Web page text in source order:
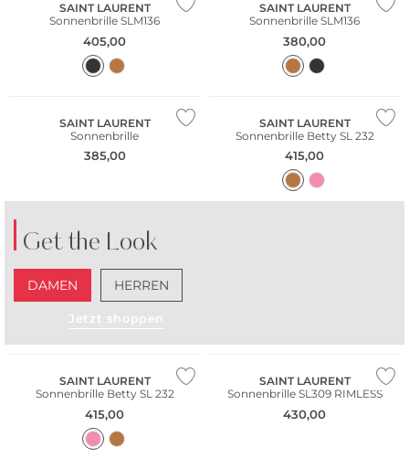
SAINT LAURENT
Sonnenbrille SLM136
405,00
SAINT LAURENT
Sonnenbrille SLM136
380,00
SAINT LAURENT
Sonnenbrille
385,00
SAINT LAURENT
Sonnenbrille Betty SL 232
415,00
Get the Look
DAMEN HERREN
Jetzt shoppen
SAINT LAURENT
Sonnenbrille Betty SL 232
415,00
SAINT LAURENT
Sonnenbrille SL309 RIMLESS
430,00